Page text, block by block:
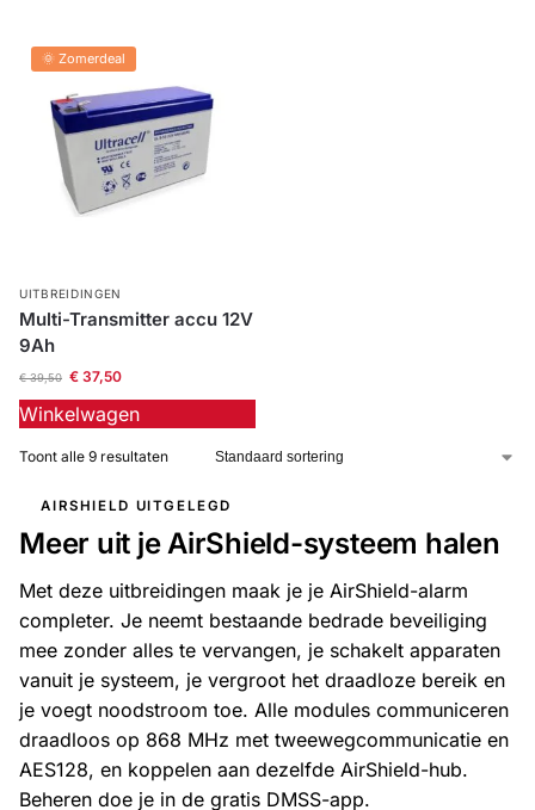
🌞 Zomerdeal
UITBREIDINGEN
Multi-Transmitter accu 12V
9Ah
€39,50 €37,50
Winkelwagen
Toont alle 9 resultaten
AIRSHIELD UITGELEGD
Meer uit je AirShield-systeem halen
Met deze uitbreidingen maak je je AirShield-alarm
completer. Je neemt bestaande bedrade beveiliging
mee zonder alles te vervangen, je schakelt apparaten
vanuit je systeem, je vergroot het draadloze bereik en
je voegt noodstroom toe. Alle modules communiceren
draadloos op 868 MHz met tweewegcommunicatie en
AES128, en koppelen aan dezelfde AirShield-hub.
Beheren doe je in de gratis DMSS-app.